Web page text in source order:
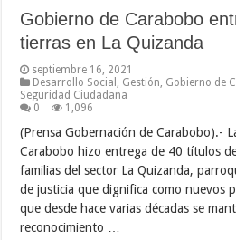
Gobierno de Carabobo
tierras en La Quizanda
septiembre 16, 2021
Desarrollo Social
Gestión Gobierno de
Seguridad Ciudadana
0
1,096
(Prensa Gobernación de Carabobo).-
Carabobo hizo entrega de 40 títulos
familias del sector La Quizanda,
de justicia que dignifica como nuevos
que desde hace varias décadas se
reconocimiento …